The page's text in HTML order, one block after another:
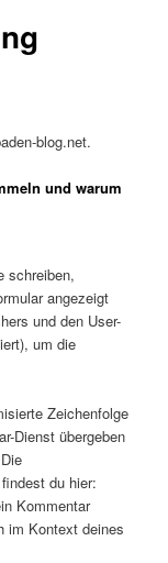
blog.net.
und warum
schreiben,
angezeigt
und den User-
um die
Zeichenfolge
Dienst übergeben
du hier:
Kommentar
im Kontext deines